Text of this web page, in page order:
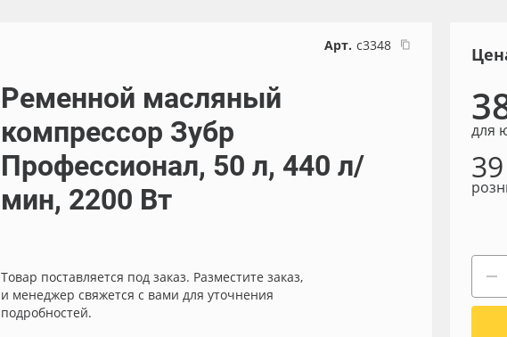
Арт. с3348
Ременной масляный
компрессор Зубр
Профессионал, 50 л, 440 л/
мин, 2200 Вт
Товар поставляется под заказ. Разместите заказ,
и менеджер свяжется с вами для уточнения
подробностей.
для